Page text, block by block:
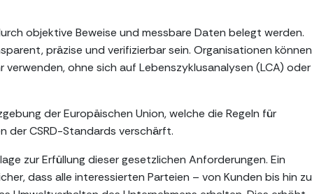
objektive Beweise und messbare Daten belegt werden.
präzise und verifizierbar sein. Organisationen können
verwenden, ohne sich auf Lebenszyklusanalysen (LCA) oder
der Europäischen Union, welche die Regeln für
der CSRD-Standards verschärft.
zur Erfüllung dieser gesetzlichen Anforderungen. Ein
dass alle interessierten Parteien – von Kunden bis hin zu